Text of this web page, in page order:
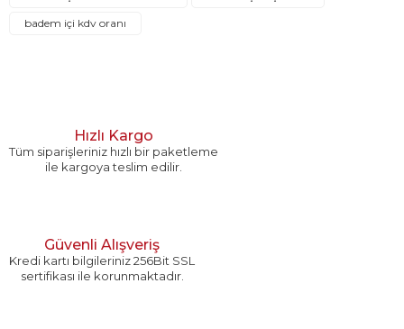
Ürün açıklamasında eksik bilgiler bulunuyor.
badem içi kdv oranı
Hızlı Kargo
Tüm siparişleriniz hızlı bir paketleme
ile kargoya teslim edilir.
Güvenli Alışveriş
Kredi kartı bilgileriniz 256Bit SSL
sertifikası ile korunmaktadır.